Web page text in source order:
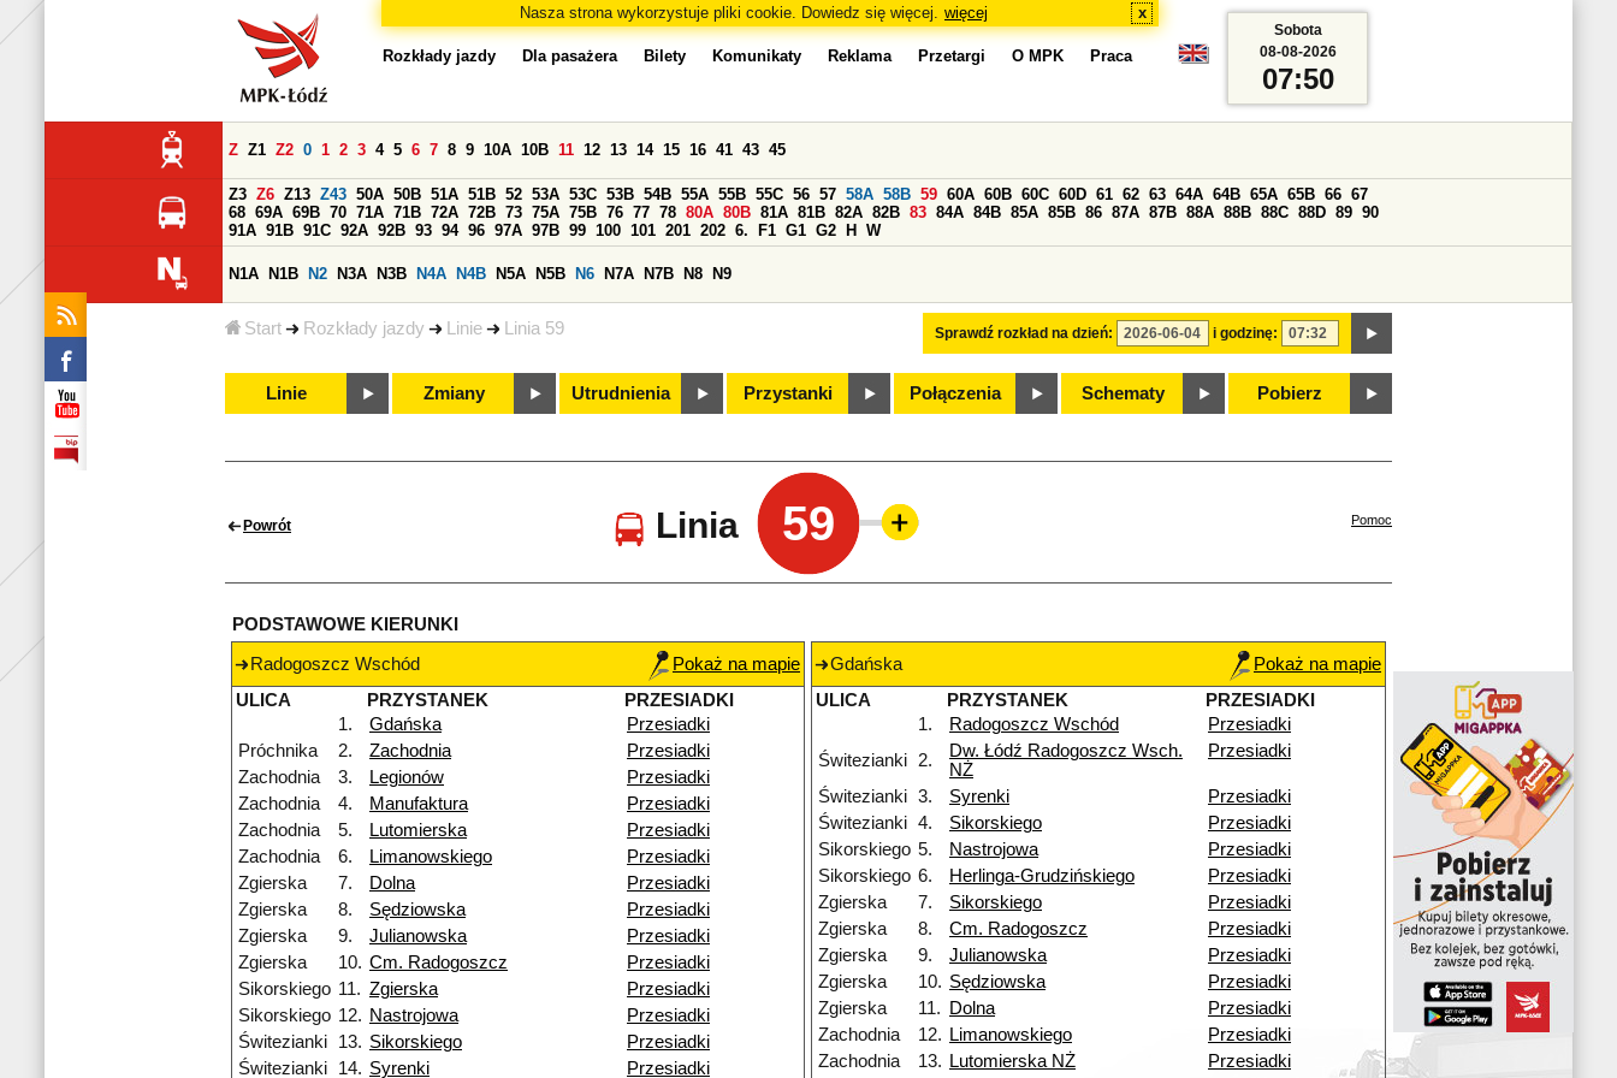
Nasza strona wykorzystuje pliki cookie. Dowiedz się więcej. więcej x
Start Rozkłady jazdy Linie Linia 59
Rozkłady jazdy Dla pasażera Bilety Komunikaty Reklama Przetargi O MPK Praca
Sprawdź rozkład na dzień: i godzinę:
Z Z1 Z2 0 1 2 3 4 5 6 7 8 9 10A 10B 11 12 13 14 15 16 41 43 45
Z3 Z6 Z13 Z43 50A 50B 51A 51B 52 53A 53C 53B 54B 55A 55B 55C 56 57 58A 58B 59 60A 60B 60C 60D 61 62 63 64A 64B 65A 65B 66 67
68 69A 69B 70 71A 71B 72A 72B 73 75A 75B 76 77 78 80A 80B 81A 81B 82A 82B 83 84A 84B 85A 85B 86 87A 87B 88A 88B 88C 88D 89 90
91A 91B 91C 92A 92B 93 94 96 97A 97B 99 100 101 201 202 6. F1 G1 G2 H W
N1A N1B N2 N3A N3B N4A N4B N5A N5B N6 N7A N7B N8 N9
Linie Zmiany Utrudnienia Przystanki Połączenia Schematy Pobierz
Sobota
08-08-2026
07:50
Powrót Linia 59 Pomoc
PODSTAWOWE KIERUNKI
Radogoszcz Wschód
Pokaż na mapie
ULICA
PRZYSTANEK
PRZESIADKI
1.
Gdańska
Przesiadki
Próchnika
2. Zachodnia
Przesiadki
Zachodnia
3. Legionów
Przesiadki
Zachodnia
4. Manufaktura
Przesiadki
Zachodnia
5. Lutomierska
Przesiadki
Zachodnia
6. Limanowskiego
Przesiadki
Zgierska
7. Dolna
Przesiadki
Zgierska
8. Sędziowska
Przesiadki
Zgierska
9. Julianowska
Przesiadki
Zgierska
10. Cm. Radogoszcz
Przesiadki
Sikorskiego 11. Zgierska
Przesiadki
Sikorskiego 12. Nastrojowa
Przesiadki
Świtezianki
13. Sikorskiego
Przesiadki
Świtezianki
14. Syrenki Przesiadki
Gdańska
Pokaż na mapie
ULICA
PRZYSTANEK
PRZESIADKI
1.
Radogoszcz Wschód
Przesiadki
Świtezianki
2.
Dw. Łódź Radogoszcz Wsch.
NŻ
Przesiadki
Świtezianki 3. Syrenki
Przesiadki
Świtezianki 4. Sikorskiego
Przesiadki
Sikorskiego 5. Nastrojowa
Przesiadki
Sikorskiego 6. Herlinga-Grudzińskiego
Przesiadki
Zgierska
7. Sikorskiego
Przesiadki
Zgierska
8. Cm. Radogoszcz
Przesiadki
Zgierska
9. Julianowska
Przesiadki
Zgierska
10. Sędziowska
Przesiadki
Zgierska
11. Dolna
Przesiadki
Zachodnia
12. Limanowskiego
Przesiadki
Zachodnia
13. Lutomierska NŻ Przesiadki